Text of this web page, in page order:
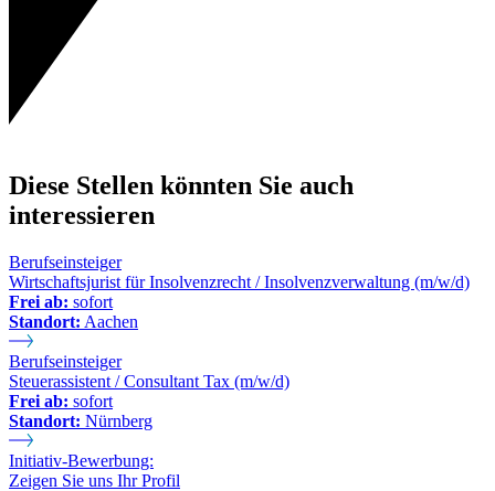
Diese Stellen könnten Sie auch
interessieren
Berufseinsteiger
Wirtschaftsjurist für Insolvenzrecht / Insolvenzverwaltung (m/w/d)
Frei ab: sofort
Standort: Aachen
Berufseinsteiger
Steuerassistent / Consultant Tax (m/w/d)
Frei ab: sofort
Standort: Nürnberg
Initiativ-Bewerbung:
Zeigen Sie uns Ihr Profil